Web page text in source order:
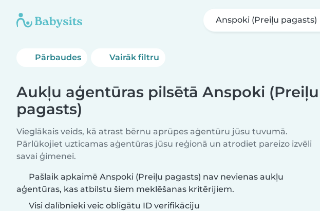
Anspoki (Preiļu pagasts)
Pārbaudes Vairāk filtru
Aukļu aģentūras pilsētā Anspoki (Preiļu
pagasts)
Vieglākais veids, kā atrast bērnu aprūpes aģentūru jūsu tuvumā.
Pārlūkojiet uzticamas aģentūras jūsu reģionā un atrodiet pareizo izvēli
savai ģimenei.
Pašlaik apkaimē Anspoki (Preiļu pagasts) nav nevienas aukļu
aģentūras, kas atbilstu šiem meklēšanas kritērijiem.
Visi dalībnieki veic obligātu ID verifikāciju